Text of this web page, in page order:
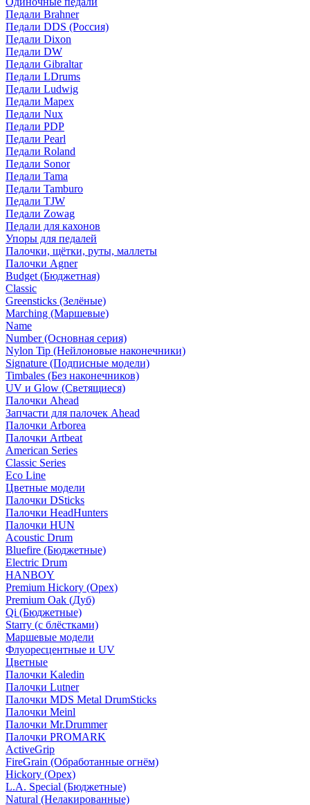
Педали Brahner
Педали DDS (Россия)
Педали Dixon
Педали DW
Педали Gibraltar
Педали LDrums
Педали Ludwig
Педали Mapex
Педали Nux
Педали PDP
Педали Pearl
Педали Roland
Педали Sonor
Педали Tama
Педали Tamburo
Педали TJW
Педали Zowag
Педали для кахонов
Упоры для педалей
Палочки, щётки, руты, маллеты
Палочки Agner
Budget (Бюджетная)
Classic
Greensticks (Зелёные)
Marching (Маршевые)
Name
Number (Основная серия)
Nylon Tip (Нейлоновые наконечники)
Signature (Подписные модели)
Timbales (Без наконечников)
UV и Glow (Светящиеся)
Палочки Ahead
Запчасти для палочек Ahead
Палочки Arborea
Палочки Artbeat
American Series
Classic Series
Eco Line
Цветные модели
Палочки DSticks
Палочки HeadHunters
Палочки HUN
Acoustic Drum
Bluefire (Бюджетные)
Electric Drum
HANBOY
Premium Hickory (Орех)
Premium Oak (Дуб)
Qi (Бюджетные)
Starry (с блёстками)
Маршевые модели
Флуоресцентные и UV
Цветные
Палочки Kaledin
Палочки Lutner
Палочки MDS Metal DrumSticks
Палочки Meinl
Палочки Mr.Drummer
Палочки PROMARK
ActiveGrip
FireGrain (Обработанные огнём)
Hickory (Орех)
L.A. Special (Бюджетные)
Natural (Нелакированные)